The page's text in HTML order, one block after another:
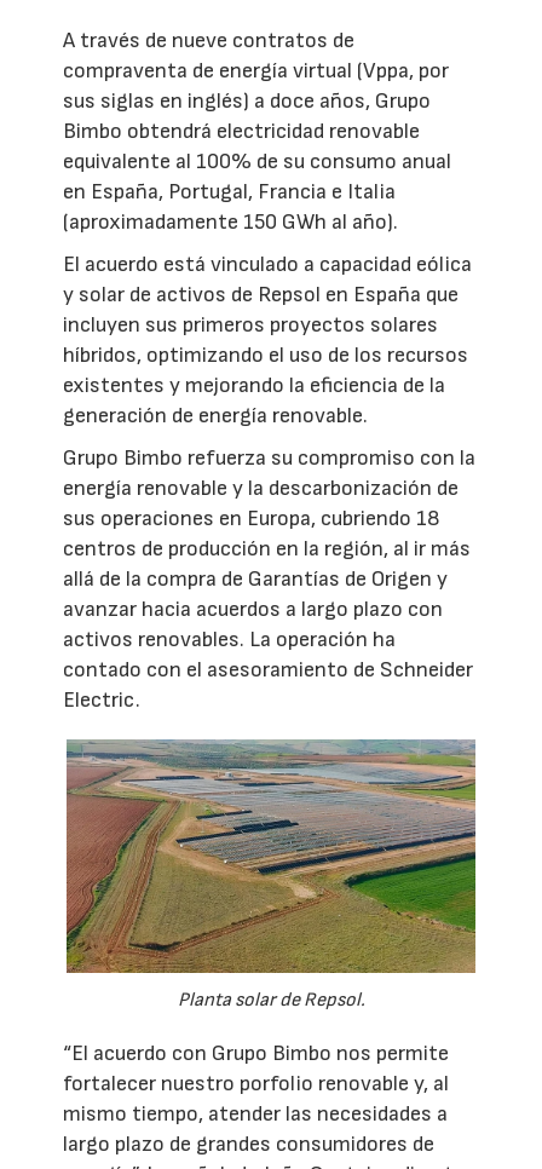
A través de nueve contratos de
compraventa de energía virtual (Vppa, por
sus siglas en inglés) a doce años, Grupo
Bimbo obtendrá electricidad renovable
equivalente al 100% de su consumo anual
en España, Portugal, Francia e Italia
(aproximadamente 150 GWh al año).
El acuerdo está vinculado a capacidad eólica
y solar de activos de Repsol en España que
incluyen sus primeros proyectos solares
híbridos, optimizando el uso de los recursos
existentes y mejorando la eficiencia de la
generación de energía renovable.
Grupo Bimbo refuerza su compromiso con la
energía renovable y la descarbonización de
sus operaciones en Europa, cubriendo 18
centros de producción en la región, al ir más
allá de la compra de Garantías de Origen y
avanzar hacia acuerdos a largo plazo con
activos renovables. La operación ha
contado con el asesoramiento de Schneider
Electric.
Planta solar de Repsol.
“El acuerdo con Grupo Bimbo nos permite
fortalecer nuestro porfolio renovable y, al
mismo tiempo, atender las necesidades a
largo plazo de grandes consumidores de